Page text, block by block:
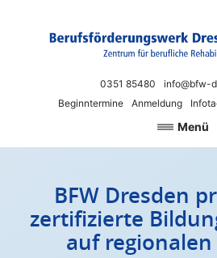
0351 85480
info@bfw-
Beginntermine
Anmeldung
Berufsförderungswerk Dresden
Neue Chancen für Beruf und
Menü
BFW Dresden
zertifizierte
auf regionalen